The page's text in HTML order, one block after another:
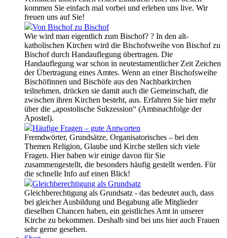
kommen Sie einfach mal vorbei und erleben uns live. Wir
freuen uns auf Sie!
Von Bischof zu Bischof
Wie wird man eigentlich zum Bischof? ? In den alt-
katholischen Kirchen wird die Bischofsweihe von Bischof zu
Bischof durch Handauflegung übertragen. Die
Handauflegung war schon in neutestamentlicher Zeit Zeichen
der Übertragung eines Amtes. Wenn an einer Bischofsweihe
Bischöfinnen und Bischöfe aus den Nachbarkirchen
teilnehmen, drücken sie damit auch die Gemeinschaft, die
zwischen ihren Kirchen besteht, aus. Erfahren Sie hier mehr
über die „apostolische Sukzession“ (Amtsnachfolge der
Apostel).
Häufige Fragen – gute Antworten
Fremdwörter, Grundsätze, Organisatorisches – bei den
Themen Religion, Glaube und Kirche stellen sich viele
Fragen. Hier haben wir einige davon für Sie
zusammengestellt, die besonders häufig gestellt werden. Für
die schnelle Info auf einen Blick!
Gleichberechtigung als Grundsatz
Gleichberechtigung als Grundsatz - das bedeutet auch, dass
bei gleicher Ausbildung und Begabung alle Mitglieder
dieselben Chancen haben, ein geistliches Amt in unserer
Kirche zu bekommen. Deshalb sind bei uns hier auch Frauen
sehr gerne gesehen.